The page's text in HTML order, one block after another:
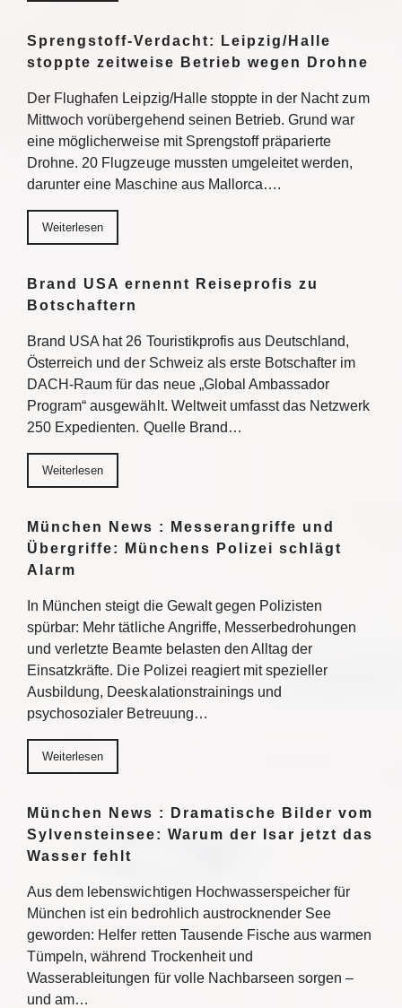
Sprengstoff-Verdacht: Leipzig/Halle
stoppte zeitweise Betrieb wegen Drohne
Der Flughafen Leipzig/Halle stoppte in der Nacht zum
Mittwoch vorübergehend seinen Betrieb. Grund war
eine möglicherweise mit Sprengstoff präparierte
Drohne. 20 Flugzeuge mussten umgeleitet werden,
darunter eine Maschine aus Mallorca….
Weiterlesen
Brand USA ernennt Reiseprofis zu
Botschaftern
Brand USA hat 26 Touristikprofis aus Deutschland,
Österreich und der Schweiz als erste Botschafter im
DACH-Raum für das neue „Global Ambassador
Program“ ausgewählt. Weltweit umfasst das Netzwerk
250 Expedienten. Quelle Brand…
Weiterlesen
München News : Messerangriffe und
Übergriffe: Münchens Polizei schlägt
Alarm
In München steigt die Gewalt gegen Polizisten
spürbar: Mehr tätliche Angriffe, Messerbedrohungen
und verletzte Beamte belasten den Alltag der
Einsatzkräfte. Die Polizei reagiert mit spezieller
Ausbildung, Deeskalationstrainings und
psychosozialer Betreuung…
Weiterlesen
München News : Dramatische Bilder vom
Sylvensteinsee: Warum der Isar jetzt das
Wasser fehlt
Aus dem lebenswichtigen Hochwasserspeicher für
München ist ein bedrohlich austrocknender See
geworden: Helfer retten Tausende Fische aus warmen
Tümpeln, während Trockenheit und
Wasserableitungen für volle Nachbarseen sorgen –
und am…